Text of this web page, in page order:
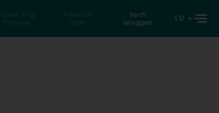
Fannt eng
Persoun
Reverse
Sich
Sech
aloggen
LU